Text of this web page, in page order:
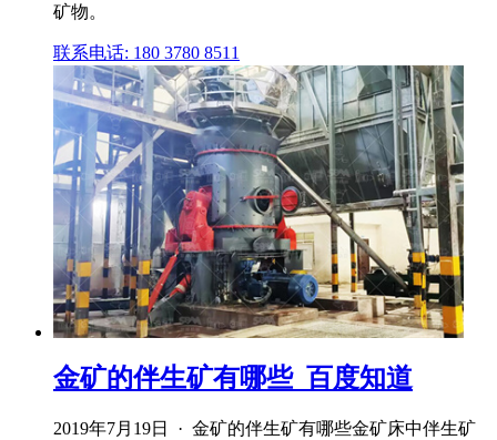
矿物。
联系电话: 180 3780 8511
金矿的伴生矿有哪些_百度知道
2019年7月19日 · 金矿的伴生矿有哪些金矿床中伴生矿